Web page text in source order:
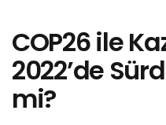
COP26 ile
2022’de
mi?